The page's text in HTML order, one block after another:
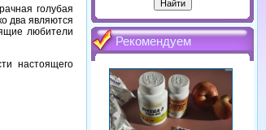
голубая
два являются
любители
настоящего
Рекомендуем